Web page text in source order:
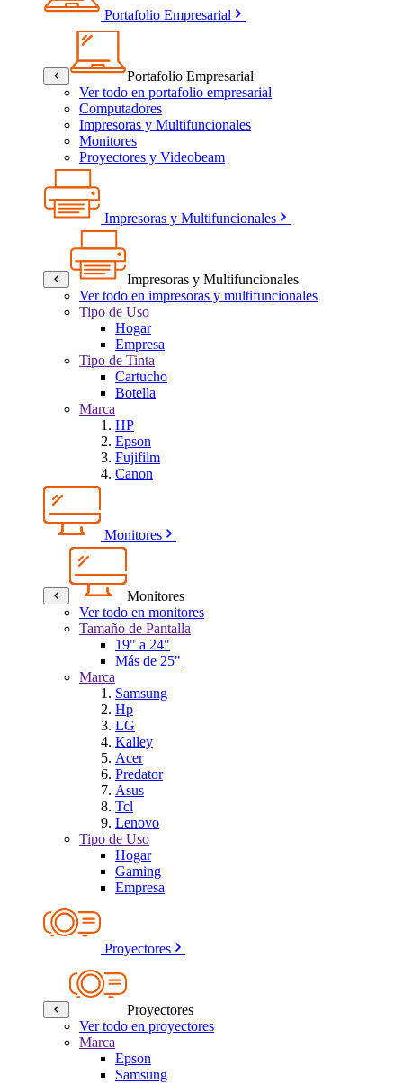
Portafolio Empresarial
Portafolio Empresarial
Ver todo en portafolio empresarial
Computadores
Impresoras y Multifuncionales
Monitores
Proyectores y Videobeam
Impresoras y Multifuncionales
Impresoras y Multifuncionales
Ver todo en impresoras y multifuncionales
Tipo de Uso
Hogar
Empresa
Tipo de Tinta
Cartucho
Botella
Marca
HP
Epson
Fujifilm
Canon
Monitores
Monitores
Ver todo en monitores
Tamaño de Pantalla
19" a 24"
Más de 25"
Marca
Samsung
Hp
LG
Kalley
Acer
Predator
Asus
Tcl
Lenovo
Tipo de Uso
Hogar
Gaming
Empresa
Proyectores
Proyectores
Ver todo en proyectores
Marca
Epson
Samsung